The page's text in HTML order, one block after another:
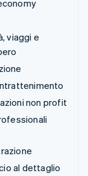
viaggi e
non profit
al dettaglio